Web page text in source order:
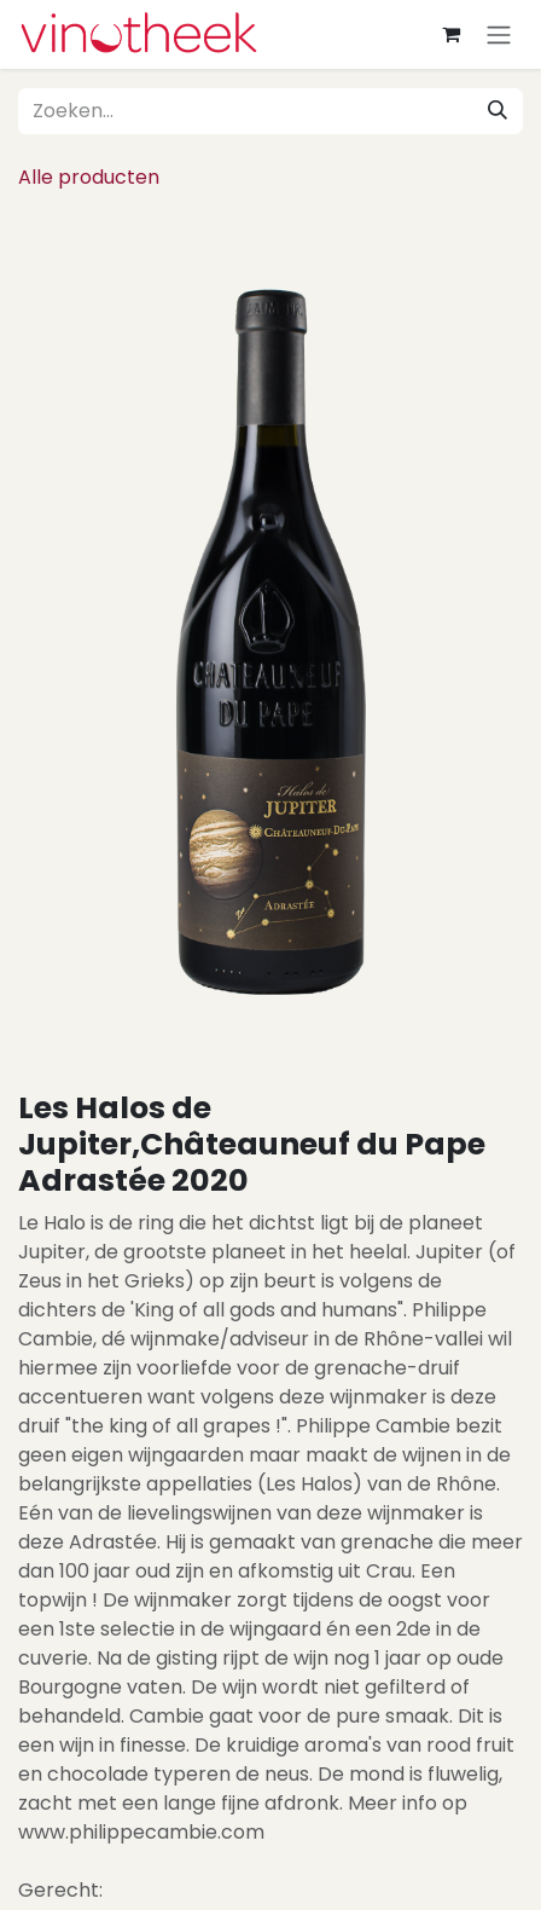
Overslaan naar inhoud
Alle producten
Les Halos de
Jupiter,Châteauneuf du Pape
Adrastée 2020
Le Halo is de ring die het dichtst ligt bij de planeet
Jupiter, de grootste planeet in het heelal. Jupiter (of
Zeus in het Grieks) op zijn beurt is volgens de
dichters de 'King of all gods and humans". Philippe
Cambie, dé wijnmake/adviseur in de Rhône-vallei wil
hiermee zijn voorliefde voor de grenache-druif
accentueren want volgens deze wijnmaker is deze
druif "the king of all grapes !". Philippe Cambie bezit
geen eigen wijngaarden maar maakt de wijnen in de
belangrijkste appellaties (Les Halos) van de Rhône.
Eén van de lievelingswijnen van deze wijnmaker is
deze Adrastée. Hij is gemaakt van grenache die meer
dan 100 jaar oud zijn en afkomstig uit Crau. Een
topwijn ! De wijnmaker zorgt tijdens de oogst voor
een 1ste selectie in de wijngaard én een 2de in de
cuverie. Na de gisting rijpt de wijn nog 1 jaar op oude
Bourgogne vaten. De wijn wordt niet gefilterd of
behandeld. Cambie gaat voor de pure smaak. Dit is
een wijn in finesse. De kruidige aroma's van rood fruit
en chocolade typeren de neus. De mond is fluwelig,
zacht met een lange fijne afdronk. Meer info op
www.philippecambie.com
Gerecht: